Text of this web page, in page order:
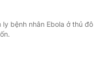
bệnh nhân Ebola ở thủ đô